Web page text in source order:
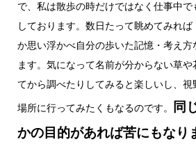
で、私は散歩の時だけではなく仕事中で
しております。数日たって眺めてみれば
か思い浮かべ自分の歩いた記憶・考え方
ます。気になって名前が分からない草
てから調べたりしてみると楽しいし、
場所に行ってみたくもなるのです。
同
かの目的があれば苦にもなり